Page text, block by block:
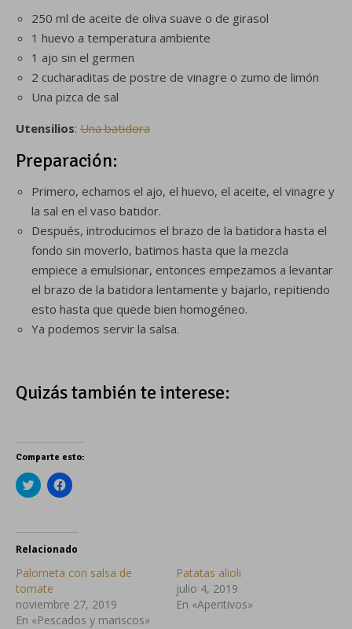
250 ml de aceite de oliva suave o de girasol
1 huevo a temperatura ambiente
1 ajo sin el germen
2 cucharaditas de postre de vinagre o zumo de limón
Una pizca de sal
Utensilios: Una batidora
Preparación:
Primero, echamos el ajo, el huevo, el aceite, el vinagre y
la sal en el vaso batidor.
Después, introducimos el brazo de la batidora hasta el
fondo sin moverlo, batimos hasta que la mezcla
empiece a emulsionar, entonces empezamos a levantar
el brazo de la batidora lentamente y bajarlo, repitiendo
esto hasta que quede bien homogéneo.
Ya podemos servir la salsa.
Quizás también te interese:
Comparte esto:
Haz
clic
Twitter
(Se
abre
una
ventana
nueva)
Haz
clic
Facebook
(Se
abre
una
Relacionado
Palometa con salsa de
tomate
noviembre 27, 2019
En «Pescados y mariscos»
Patatas alioli
julio 4, 2019
En «Aperitivos»